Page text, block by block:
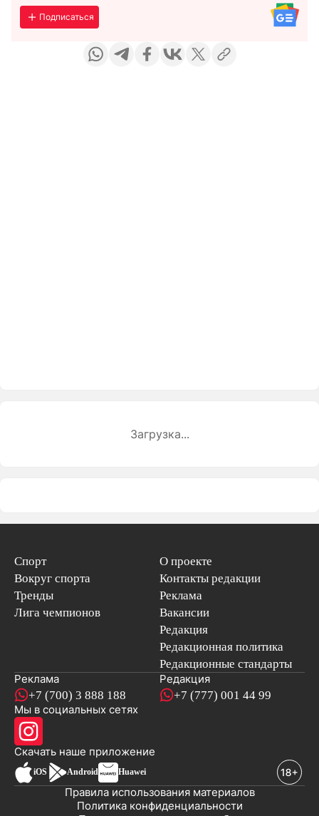
Подписаться
Загрузка...
Спорт
Вокруг спорта
Тренды
Лига чемпионов
О проекте
Контакты редакции
Реклама
Вакансии
Редакция
Редакционная политика
Редакционные стандарты
Реклама
+7 (700) 3 888 188
Редакция
+7 (777) 001 44 99
Мы в социальных сетях
Скачать наше приложениеновостей
iOS Android Huawei
Политика конфиденциальности
Правила использования материалов